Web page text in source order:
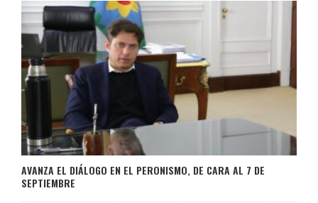
AVANZA EL DIÁLOGO EN EL PERONISMO, DE CARA AL 7 DE
SEPTIEMBRE